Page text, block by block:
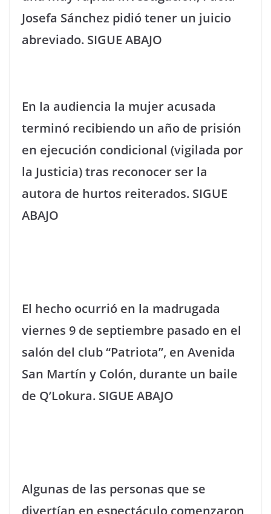
Josefa Sánchez pidió tener un juicio
abreviado. SIGUE ABAJO
En la audiencia la mujer acusada
terminó recibiendo un año de prisión
en ejecución condicional (vigilada por
la Justicia) tras reconocer ser la
autora de hurtos reiterados. SIGUE
ABAJO
El hecho ocurrió en la madrugada
viernes 9 de septiembre pasado en el
salón del club “Patriota”, en Avenida
San Martín y Colón, durante un baile
de Q’Lokura. SIGUE ABAJO
Algunas de las personas que se
divertían en espectáculo comenzaron